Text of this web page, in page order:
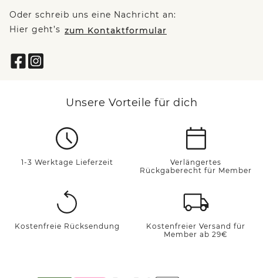
Oder schreib uns eine Nachricht an:
Hier geht’s zum Kontaktformular
Unsere Vorteile für dich
1-3 Werktage Lieferzeit
Verlängertes
Rückgaberecht für Member
Kostenfreie Rücksendung
Kostenfreier Versand für
Member ab 29€